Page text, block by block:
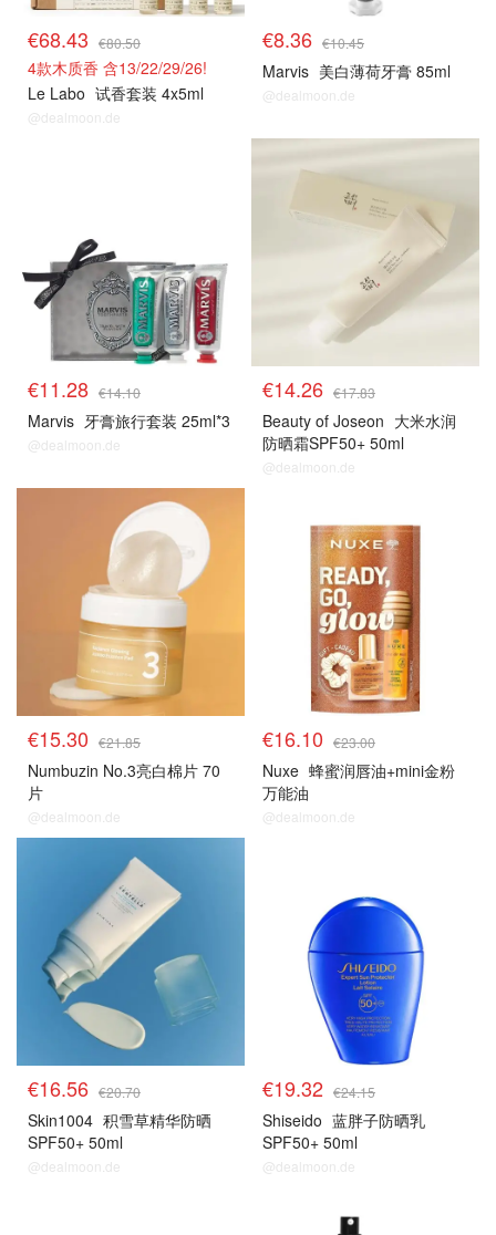
€68.43 €80.50
4款木质香 含13/22/29/26!
Le Labo 试香套装 4x5ml
@dealmoon.de
€8.36 €10.45
Marvis 美白薄荷牙膏 85ml
@dealmoon.de
€11.28 €14.10
Marvis 牙膏旅行套装 25ml*3
@dealmoon.de
€14.26 €17.83
Beauty of Joseon 大米水润
防晒霜SPF50+ 50ml
@dealmoon.de
€15.30 €21.85
Numbuzin No.3亮白棉片 70
片
@dealmoon.de
€16.10 €23.00
Nuxe 蜂蜜润唇油+mini金粉
万能油
@dealmoon.de
€16.56 €20.70
Skin1004 积雪草精华防晒
SPF50+ 50ml
@dealmoon.de
€19.32 €24.15
Shiseido 蓝胖子防晒乳
SPF50+ 50ml
@dealmoon.de